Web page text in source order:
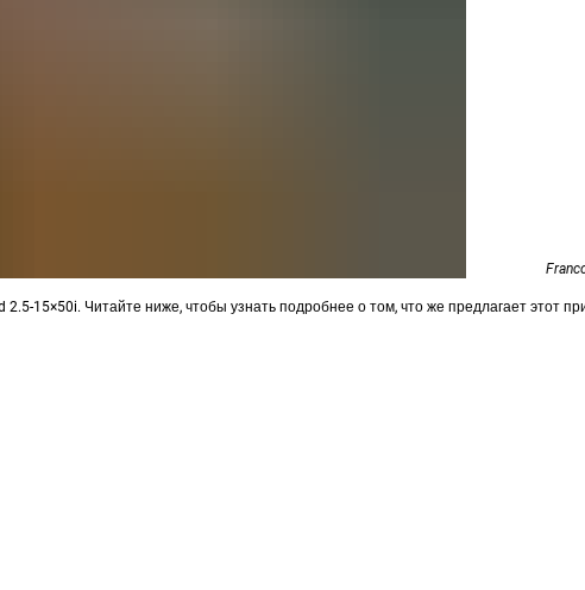
15×50i. Читайте ниже, чтобы узнать подробнее о том, что же предлагает этот